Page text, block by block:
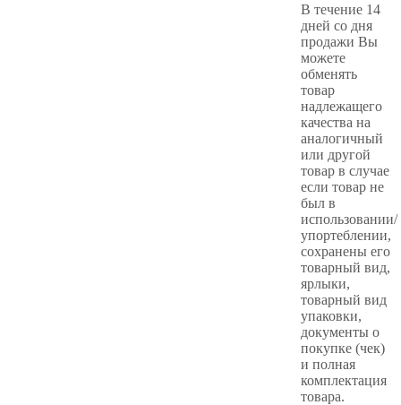
В течение 14
дней со дня
продажи Вы
можете
обменять
товар
надлежащего
качества на
аналогичный
или другой
товар в случае
если товар не
был в
использовании/
упортеблении,
сохранены его
товарный вид,
ярлыки,
товарный вид
упаковки,
документы о
покупке (чек)
и полная
комплектация
товара.